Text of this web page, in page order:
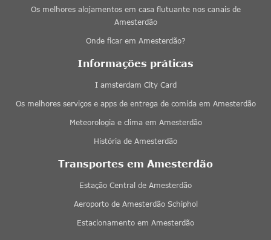
Os melhores alojamentos em casa flutuante nos canais de
Amesterdão
Onde ficar em Amesterdão?
Informações práticas
I amsterdam City Card
Os melhores serviços e apps de entrega de comida em Amesterdão
Meteorologia e clima em Amesterdão
História de Amesterdão
Transportes em Amesterdão
Estação Central de Amesterdão
Aeroporto de Amesterdão Schiphol
Estacionamento em Amesterdão